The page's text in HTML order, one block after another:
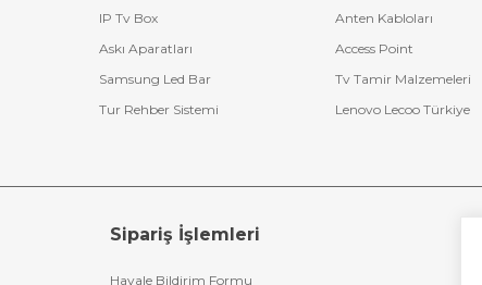
IP Tv Box Anten Kabloları
Askı Aparatları Access Point
Samsung Led Bar Tv Tamir Malzemeleri
Tur Rehber Sistemi Lenovo Lecoo Türkiye
Sipariş İşlemleri
Havale Bildirim Formu